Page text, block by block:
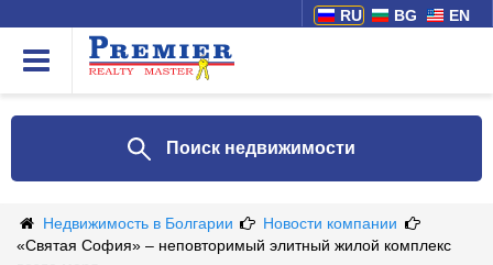
RU BG EN
Поиск недвижимости
Недвижимость в Болгарии
Новости компании
«Святая София» – неповторимый элитный жилой комплекс